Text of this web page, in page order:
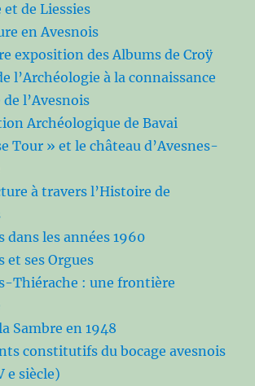
et de Liessies
en Avesnois
exposition des Albums de Croÿ
l’Archéologie à la connaissance
l’Avesnois
Archéologique de Bavai
Tour » et le château d’Avesnes-
à travers l’Histoire de
dans les années 1960
et ses Orgues
Thiérache : une frontière
Sambre en 1948
constitutifs du bocage avesnois
e siècle)